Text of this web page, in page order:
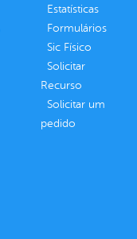
Estatísticas
Formulários
Sic Físico
Solicitar
Recurso
Solicitar um
pedido